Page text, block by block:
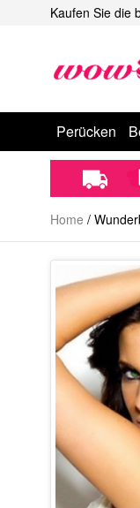
Kaufen Sie die
Perücken
Home /